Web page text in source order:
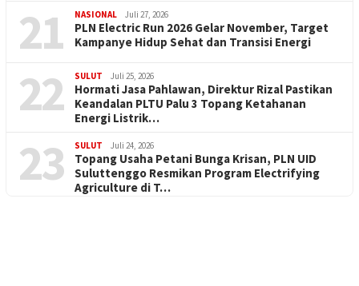
21 NASIONAL Juli 27, 2026
PLN Electric Run 2026 Gelar November, Target
Kampanye Hidup Sehat dan Transisi Energi
22 SULUT Juli 25, 2026
Hormati Jasa Pahlawan, Direktur Rizal Pastikan
Keandalan PLTU Palu 3 Topang Ketahanan
Energi Listrik…
23 SULUT Juli 24, 2026
Topang Usaha Petani Bunga Krisan, PLN UID
Suluttenggo Resmikan Program Electrifying
Agriculture di T…